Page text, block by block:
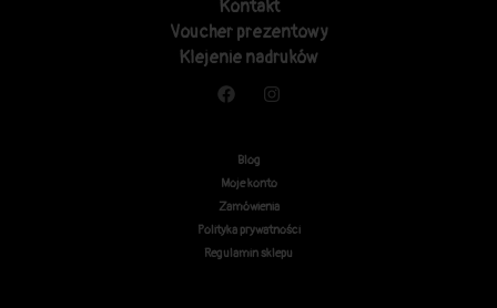
Kontakt
Voucher prezentowy
Klejenie nadruków
Blog
Moje konto
Zamówienia
Polityka prywatności
Regulamin sklepu